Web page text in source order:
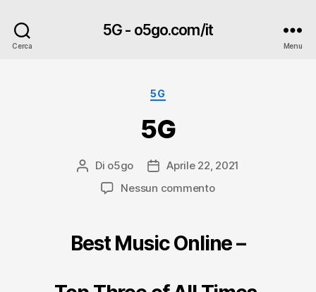
Cerca
5G - o5go.com/it
Menu
Categorie
5G
5G
Autore
articolo
Di o5go
DataAprile 22, 2021
Nessun commentosu
Best Music Online –